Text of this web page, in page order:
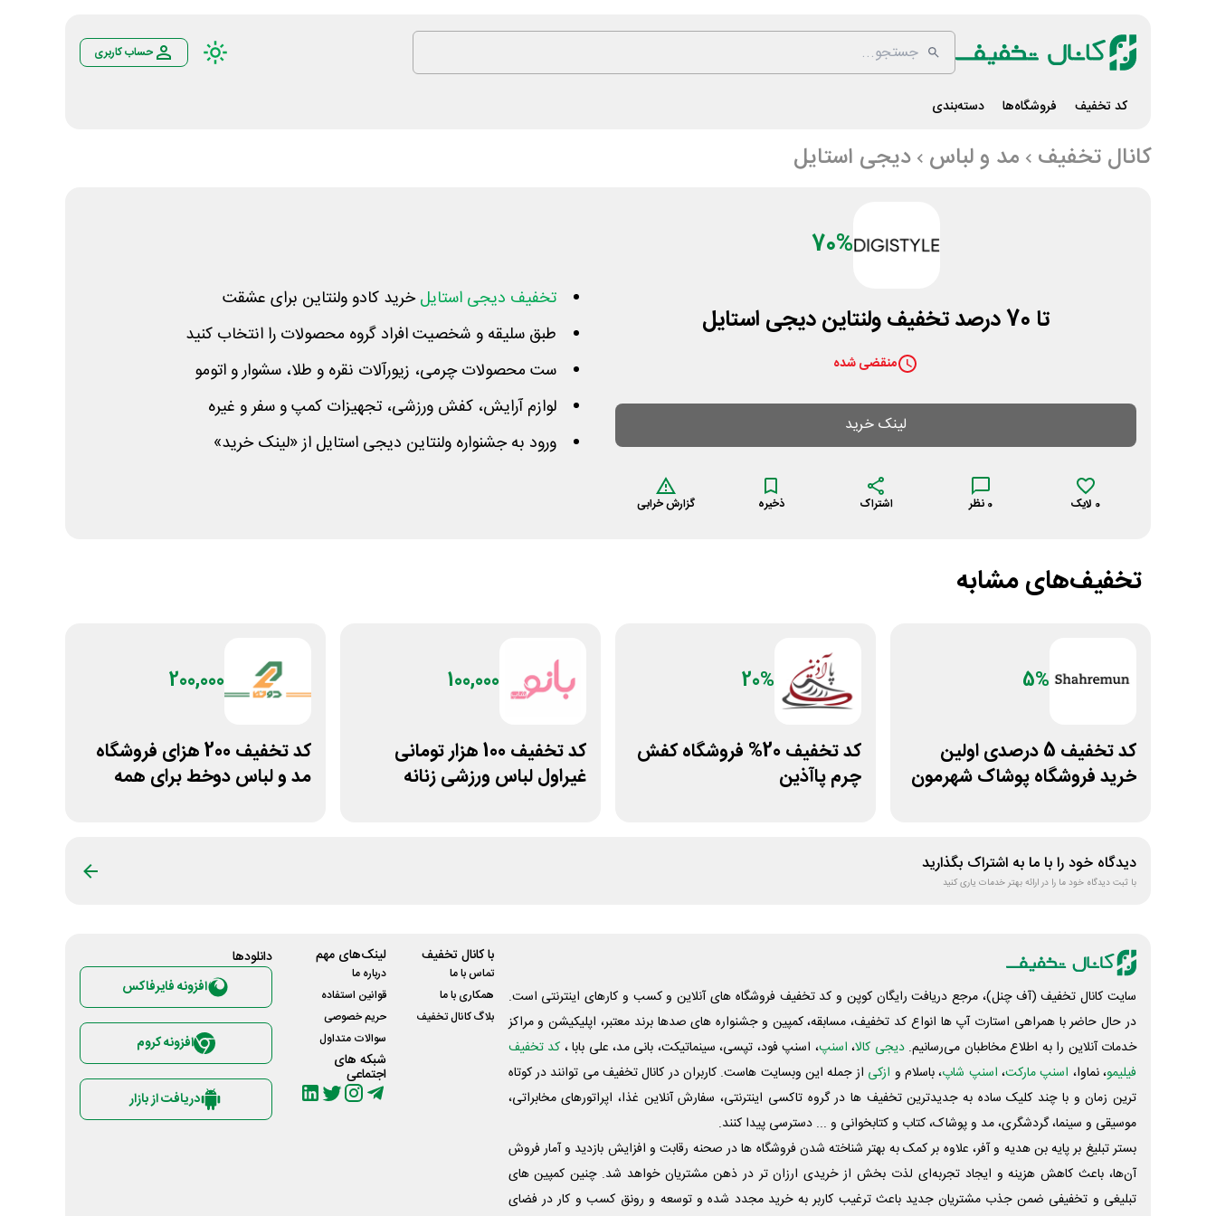
حساب کاربری
کد تخفیف فروشگاه‌ها دسته‌بندی
کانال تخفیف مد و لباس دیجی استایل
70%
تا 70 درصد تخفیف ولنتاین دیجی استایل
منقضی شده
لینک خرید
0 لایک 0 نظر اشتراک ذخیره گزارش خرابی
تخفیف دیجی استایلخرید کادو ولنتاین برای عشقت
طبق سلیقه و شخصیت افراد گروه محصولات را انتخاب کنید
ست محصولات چرمی، زیورآلات نقره و طلا، سشوار و اتومو
لوازم آرایش، کفش ورزشی، تجهیزات کمپ و سفر و غیره
ورود به جشنواره ولنتاین دیجی استایل از «لینک خرید»
تخفیف‌های مشابه
5%
کد تخفیف 5 درصدی اولین
خرید فروشگاه پوشاک شهرمون
20%
کد تخفیف 20% فروشگاه کفش
چرم پاآذین
100,000
کد تخفیف 100 هزار تومانی
غیراول لباس ورزشی زنانه
200,000
کد تخفیف 200 هزای فروشگاه
مد و لباس دوخط برای همه
دیدگاه خود را با ما به اشتراک بگذارید
با ثبت دیدگاه خود ما را در ارائه بهتر خدمات یاری کنید
سایت کانال تخفیف (آف چنل)، مرجع دریافت رایگان کوپن و کد تخفیف فروشگاه های آنلاین و کسب و‌ کارهای اینترنتی است.
در حال حاضر با همراهی استارت آپ ها انواع کد تخفیف، مسابقه، کمپین و جشنواره های صدها برند معتبر، اپلیکیشن و مراکز
خدمات آنلاین را به اطلاع مخاطبان می‌رسانیم. دیجی کالا، اسنپ، اسنپ فود، تپسی، سینماتیکت، بانی مد، علی‌ بابا ، کد تخفیف
فیلیمو، نماوا، اسنپ مارکت، اسنپ شاپ، باسلام و ازکی از جمله این وبسایت ‌هاست. کاربران در کانال تخفیف می توانند در کوتاه
ترین زمان و با چند کلیک ساده به جدیدترین تخفیف ها در گروه تاکسی اینترنتی، سفارش آنلاین غذا، اپراتورهای مخابراتی،
موسیقی و سینما، گردشگری، مد و پوشاک، کتاب و کتابخوانی و ... دسترسی پیدا کنند.
بستر تبلیغ بر پایه بن هدیه و آفر، علاوه بر کمک به بهتر شناخته شدن فروشگاه ها در صحنه رقابت و افزایش بازدید و آمار فروش
آن‌ها، باعث کاهش هزینه و ایجاد تجربه‌ای لذت بخش از خریدی ارزان تر در ذهن مشتریان خواهد شد. چنین کمپین های
تبلیغی و تخفیفی ضمن جذب مشتریان جدید باعث ترغیب کاربر به خرید مجدد شده و توسعه و رونق کسب و کار در فضای
با کانال تخفیف
تماس با ما
همکاری با ما
بلاگ کانال تخفیف
لینک‌های مهم
درباره ما
قوانین استفاده
حریم خصوصی
سوالات متداول
شبکه های
اجتماعی
دانلود‌ها
افزونه فایرفاکس
افزونه کروم
دریافت از بازار